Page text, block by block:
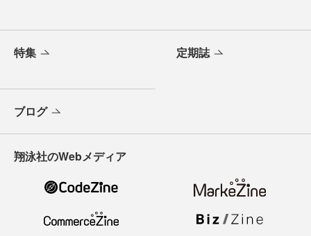
特集 定期誌
ブログ
翔泳社のWebメディア